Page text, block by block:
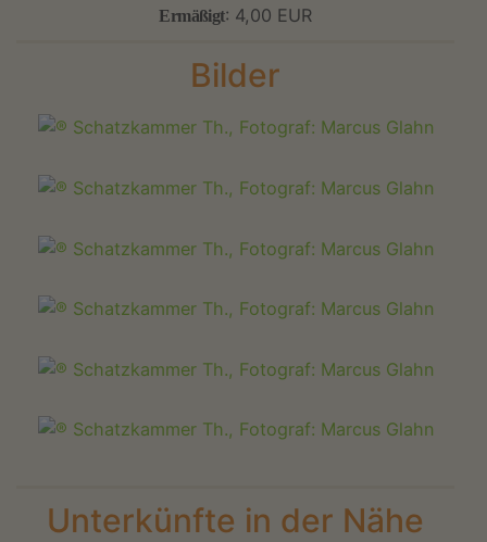
Ermäßigt: 4,00 EUR
Bilder
Unterkünfte in der Nähe